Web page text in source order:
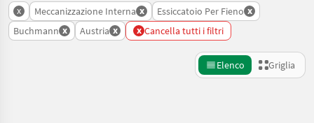
x Meccanizzazione Interna x Essiccatoio Per Fieno x
Buchmann x Austria x x Cancella tutti i filtri
Elenco Griglia